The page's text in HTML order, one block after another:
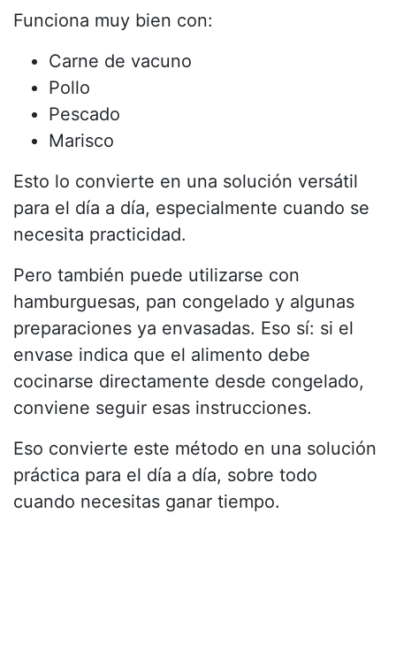
Funciona muy bien con:
Carne de vacuno
Pollo
Pescado
Marisco
Esto lo convierte en una solución versátil
para el día a día, especialmente cuando se
necesita practicidad.
Pero también puede utilizarse con
hamburguesas, pan congelado y algunas
preparaciones ya envasadas. Eso sí: si el
envase indica que el alimento debe
cocinarse directamente desde congelado,
conviene seguir esas instrucciones.
Eso convierte este método en una solución
práctica para el día a día, sobre todo
cuando necesitas ganar tiempo.